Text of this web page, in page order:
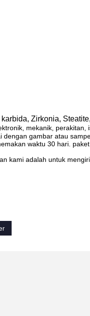
Zirkonia,
mekanik, perakitan,
gambar atau
waktu 30 hari.
kami adalah untuk